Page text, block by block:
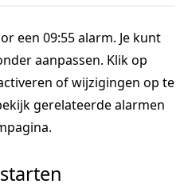
een 09:55 alarm. Je kunt
aanpassen. Klik op
of wijzigingen op te
gerelateerde alarmen